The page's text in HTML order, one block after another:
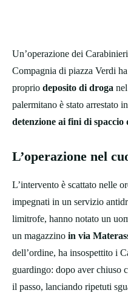
Un’operazione dei
Compagnia di piazza Verdi
proprio deposito di droga
palermitano è stato arrestato
detenzione ai fini di spaccio
L’operazione nel
L’intervento è scattato nelle
impegnati in un servizio
limitrofe, hanno notato un
un magazzino in via
dell’ordine, ha insospettito i
guardingo: dopo aver chiuso
il passo, lanciando ripetuti